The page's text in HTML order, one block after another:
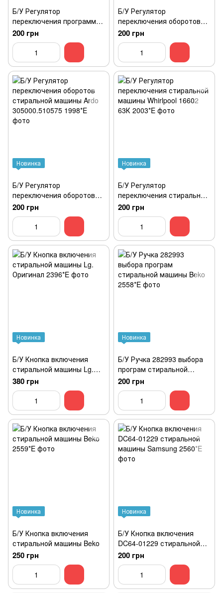
Б/У Регулятор
переключения программ
стиральной машины Ardo
16601 63К
200 грн
Б/У Регулятор
переключения оборотов
стиральной машины Ardo
05801 50К
200 грн
Новинка
Б/У Регулятор
переключения оборотов
стиральной машины Ardo
305000.510575
200 грн
Новинка
Б/У Регулятор
переключения стиральной
машины Whirlpool 16602
63К
200 грн
Новинка
Б/У Кнопка включения
стиральной машины Lg.
Оригинал
380 грн
Новинка
Б/У Ручка 282993 выбора
програм стиральной
машины Beko
200 грн
Новинка
Б/У Кнопка включения
стиральной машины Beko
250 грн
Новинка
Б/У Кнопка включения
DC64-01229 стиральной
машины Samsung
200 грн